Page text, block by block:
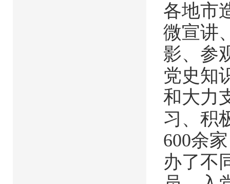
各地市
微宣讲
影、参
党史知
和大力
习、积
600余
办了不